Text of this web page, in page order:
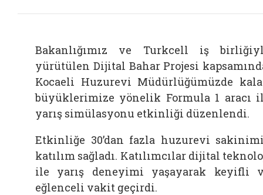
Bakanlığımız ve Turkcell iş
yürütülen Dijital Bahar Projesi
Kocaeli Huzurevi Müdürlüğümüzde
büyüklerimize yönelik Formula 1 aracı
yarış simülasyonu etkinliği düzenlendi.
Etkinliğe 30’dan fazla huzurevi
katılım sağladı. Katılımcılar dijital
ile yarış deneyimi yaşayarak keyifli
eğlenceli vakit geçirdi.